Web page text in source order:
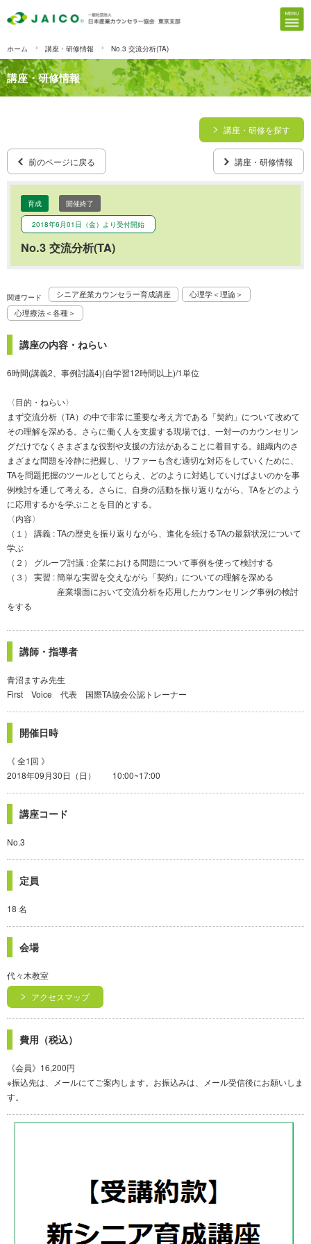
ホーム 講座・研修情報 No.3 交流分析(TA)
講座・研修情報
前のページに戻る 講座・研修情報
講座・研修を探す
育成 開催終了
2018年6月01日（金）より受付開始
No.3 交流分析(TA)
関連ワード シニア産業カウンセラー育成講座
心理学＜理論＞
心理療法＜各種＞
講座の内容・ねらい
6時間(講義2、事例討議4)(自学習12時間以上)/1単位
〈目的・ねらい〉
まず交流分析（TA）の中で非常に重要な考え方である「契約」について改めて
その理解を深める。さらに働く人を支援する現場では、一対一のカウンセリン
グだけでなくさまざまな役割や支援の方法があることに着目する。組織内のさ
まざまな問題を冷静に把握し、リファーも含む適切な対応をしていくために、
TAを問題把握のツールとしてとらえ、どのように対処していけばよいのかを事
例検討を通して考える。さらに、自身の活動を振り返りながら、TAをどのよう
に応用するかを学ぶことを目的とする。
〈内容〉
（１） 講義 : TAの歴史を振り返りながら、進化を続けるTAの最新状況について
学ぶ
（２） グループ討議 : 企業における問題について事例を使って検討する
（３） 実習 : 簡単な実習を交えながら「契約」についての理解を深める
産業場面において交流分析を応用したカウンセリング事例の検討
をする
講師・指導者
青沼ますみ先生
First Voice 代表 国際TA協会公認トレーナー
開催日時
《 全1回 》
2018年09月30日（日） 10:00~17:00
講座コード
No.3
定員
18 名
会場
代々木教室
アクセスマップ
費用（税込）
《会員》16,200円
※振込先は、メールにてご案内します。お振込みは、メール受信後にお願いしま
す。